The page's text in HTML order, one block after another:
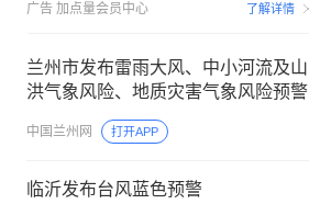
广告 加点量会员中心 了解详情
兰州市发布雷雨大风、中小河流及山
洪气象风险、地质灾害气象风险预警
中国兰州网 打开APP
临沂发布台风蓝色预警